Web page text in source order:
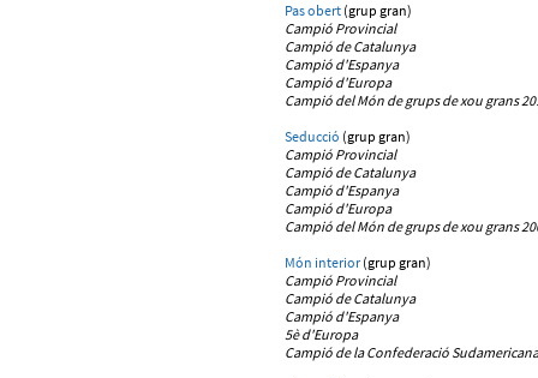
Pas obert(grup gran)
Campió Provincial
Campió de Catalunya
Campió d'Espanya
Campió d'Europa
Campió del Món de grups de xou grans
Seducció (grup gran)
Campió Provincial
Campió de Catalunya
Campió d'Espanya
Campió d'Europa
Campió del Món de grups de xou grans
Món interior(grup gran)
Campió Provincial
Campió de Catalunya
Campió d'Espanya
5è d'Europa
Campió de la Confederació